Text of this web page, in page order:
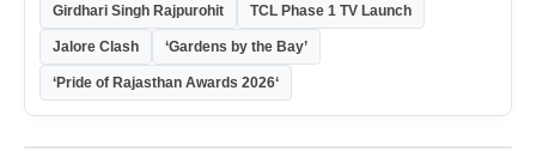
Girdhari Singh Rajpurohit TCL Phase 1 TV Launch
Jalore Clash ‘Gardens by the Bay’
‘Pride of Rajasthan Awards 2026‘